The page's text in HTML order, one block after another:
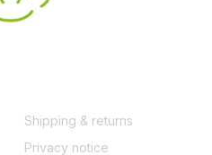
Shipping & returns
Privacy notice